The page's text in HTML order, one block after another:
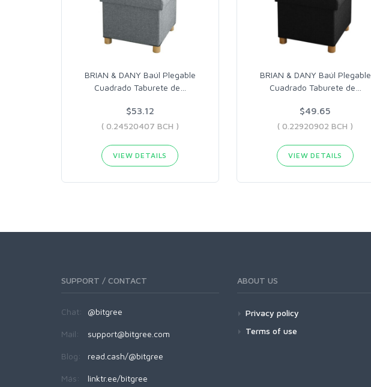
BRIAN & DANY Baúl Plegable
Cuadrado Taburete de
$53.12
( 0.24520407 BCH )
VIEW DETAILS
BRIAN & DANY Baúl Plegable
Cuadrado Taburete de
$49.65
( 0.22920902 BCH )
VIEW DETAILS
SUPPORT / CONTACT
Chat: @bitgree
Mail: support@bitgree.com
Blog: read.cash/@bitgree
Más: linktr.ee/bitgree
ABOUT US
Privacy policy
Terms of use